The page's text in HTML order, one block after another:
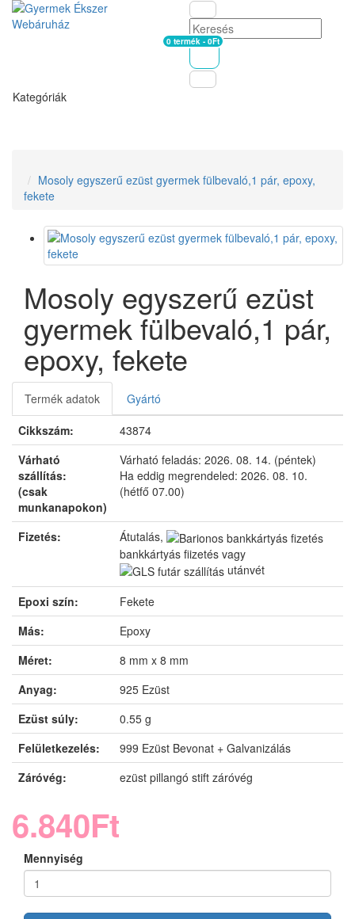
Kosár
0 termék - 0Ft
Kategóriák
Mosoly egyszerű ezüst gyermek fülbevaló,1 pár, epoxy,
fekete
Mosoly egyszerű ezüst
gyermek fülbevaló,1 pár,
epoxy, fekete
Termék adatok
Gyártó
Cikkszám:
43874
Várható
szállítás:
(csak
munkanapokon)
Várható feladás: 2026. 08. 14. (péntek)
Ha eddig megrendeled: 2026. 08. 10.
(hétfő 07.00)
Fizetés:
Átutalás,
bankkártyás fizetés vagy
utánvét
Epoxi szín:
Fekete
Más:
Epoxy
Méret:
8 mm x 8 mm
Anyag:
925 Ezüst
Ezüst súly:
0.55 g
Felületkezelés:
999 Ezüst Bevonat + Galvanizálás
Záróvég:
ezüst pillangó stift záróvég
6.840Ft
Mennyiség